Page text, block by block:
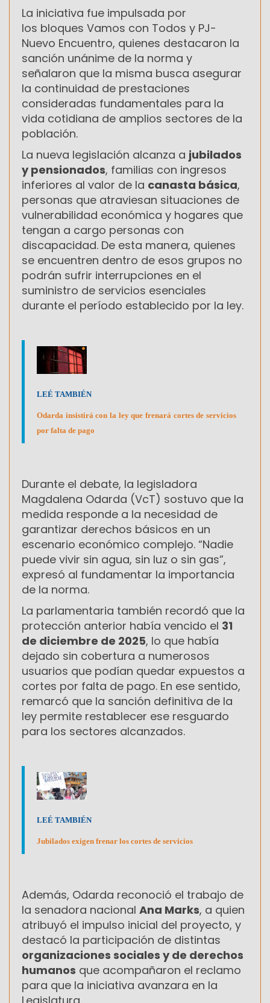
La iniciativa fue impulsada por
los bloques Vamos con Todos y PJ-
Nuevo Encuentro, quienes destacaron la
sanción unánime de la norma y
señalaron que la misma busca asegurar
la continuidad de prestaciones
consideradas fundamentales para la
vida cotidiana de amplios sectores de la
población.
La nueva legislación alcanza a jubilados
y pensionados, familias con ingresos
inferiores al valor de la canasta básica,
personas que atraviesan situaciones de
vulnerabilidad económica y hogares que
tengan a cargo personas con
discapacidad. De esta manera, quienes
se encuentren dentro de esos grupos no
podrán sufrir interrupciones en el
suministro de servicios esenciales
durante el período establecido por la ley.
LEÉ TAMBIÉN
Odarda insistirá con la ley que frenará cortes de servicios
por falta de pago
Durante el debate, la legisladora
Magdalena Odarda (VcT) sostuvo que la
medida responde a la necesidad de
garantizar derechos básicos en un
escenario económico complejo. “Nadie
puede vivir sin agua, sin luz o sin gas”,
expresó al fundamentar la importancia
de la norma.
La parlamentaria también recordó que la
protección anterior había vencido el 31
de diciembre de 2025, lo que había
dejado sin cobertura a numerosos
usuarios que podían quedar expuestos a
cortes por falta de pago. En ese sentido,
remarcó que la sanción definitiva de la
ley permite restablecer ese resguardo
para los sectores alcanzados.
LEÉ TAMBIÉN
Jubilados exigen frenar los cortes de servicios
Además, Odarda reconoció el trabajo de
la senadora nacional Ana Marks, a quien
atribuyó el impulso inicial del proyecto, y
destacó la participación de distintas
organizaciones sociales y de derechos
humanos que acompañaron el reclamo
para que la iniciativa avanzara en la